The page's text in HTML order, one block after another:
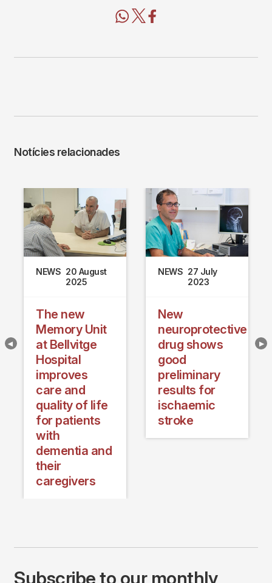
Notícies relacionades
NEWS 20 August
2025
The new
Memory Unit
at Bellvitge
Hospital
improves
care and
quality of life
for patients
with
dementia and
their
caregivers
NEWS 27 July
2023
New
neuroprotective
drug shows
good
preliminary
results for
ischaemic
stroke
Subscribe to our monthly